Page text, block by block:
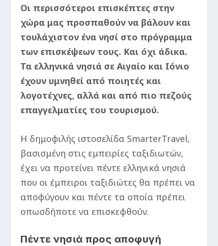
Οι περισσότεροι επισκέπτες στην
χώρα μας προσπαθούν να βάλουν και
τουλάχιστον ένα νησί στο πρόγραμμα
των επισκέψεων τους. Και όχι άδικα.
Τα ελληνικά νησιά σε Αιγαίο και Ιόνιο
έχουν υμνηθεί από ποιητές και
λογοτέχνες, αλλά και από πιο πεζούς
επαγγελματίες του τουρισμού.
Η δημοφιλής ιστοσελίδα SmarterTravel,
βασισμένη στις εμπειρίες ταξιδιωτών,
έχει να προτείνει πέντε ελληνικά νησιά
που οι έμπειροι ταξιδιώτες θα πρέπει να
αποφύγουν και πέντε τα οποία πρέπει
οπωσδήποτε να επισκεφθούν.
Πέντε νησιά προς αποφυγή